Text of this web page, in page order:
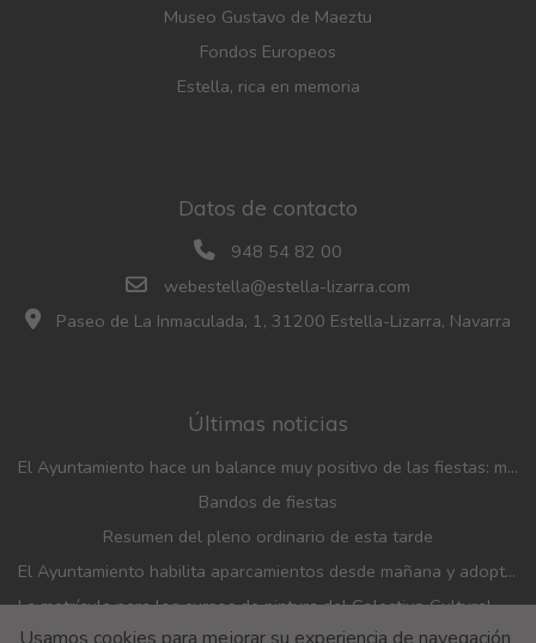
Museo Gustavo de Maeztu
Fondos Europeos
Estella, rica en memoria
Datos de contacto
948 54 82 00
webestella@estella-lizarra.com
Paseo de La Inmaculada, 1, 31200 Estella-Lizarra, Navarra
Últimas noticias
El Ayuntamiento hace un balance muy positivo de las fiestas: menos incidencias, gran participación y mayor afluencia de público que en años anteriores
Bandos de fiestas
Resumen del pleno ordinario de esta tarde
El Ayuntamiento habilita aparcamientos desde mañana y adopta medidas de movilidad con motivo de las fiestas patronales
La matrícula para los cursos de pintura del Colectivo Cultural Almudí se abrirá del 1 al 4 de septiembre